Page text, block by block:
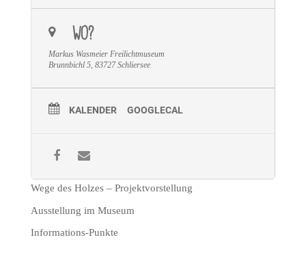
WO?
Markus Wasmeier Freilichtmuseum
Brunnbichl 5, 83727 Schliersee
KALENDER GOOGLECAL
Wege des Holzes – Projektvorstellung
Ausstellung im Museum
Informations-Punkte